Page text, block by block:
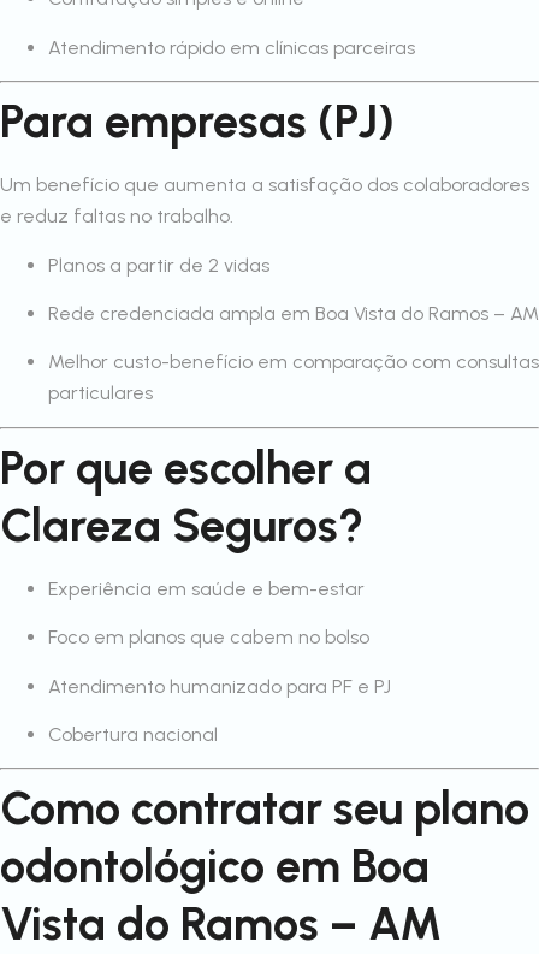
Atendimento rápido em clínicas parceiras
Para empresas (PJ)
Um benefício que aumenta a satisfação dos colaboradores
e reduz faltas no trabalho.
Planos a partir de 2 vidas
Rede credenciada ampla em Boa Vista do Ramos – AM
Melhor custo-benefício em comparação com consultas
particulares
Por que escolher a
Clareza Seguros?
Experiência em saúde e bem-estar
Foco em planos que cabem no bolso
Atendimento humanizado para PF e PJ
Cobertura nacional
Como contratar seu plano
odontológico em Boa
Vista do Ramos – AM